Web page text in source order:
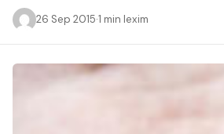
26 Sep 2015·1 min lexim